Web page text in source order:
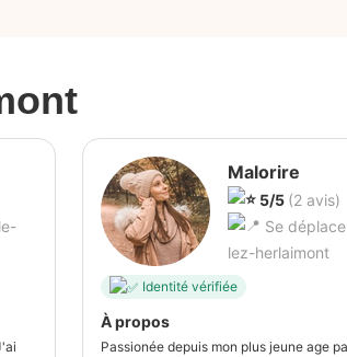
Malorire
5/5 (2 avis)
Se
lez-herlaimont
Identité vérifiée
À propos
Passionée depuis mon plus jeune age